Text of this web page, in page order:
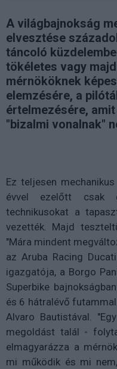
A világbajnokság
elvesztése
táncoló
tökéletes vagy
mérnököknek
elemzésére, a
értelmezésére,
"bizalmi vonalnak"
Ez teljesen
évvel ezelőtt csak
technikusokat a
vezették. Majd
"Mára mindent
az Aruba Racing
igazgatója, a Borgo
Superbike
és 6 hátralévő
Alvaro Bautistával.
megoldást talál -
elmagyarázza a
mi működik és mi